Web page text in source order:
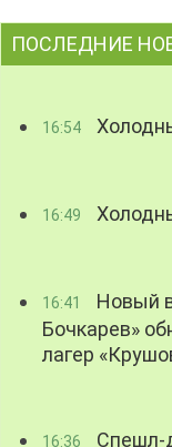
ПОСЛЕДНИЕ
16:54
16:49
16:41
Новый
Бочкарев»
лагер
16:36 Спешл-